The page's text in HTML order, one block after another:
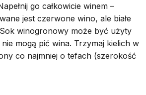
go całkowicie winem –
jest czerwone wino, ale białe
winogronowy może być użyty
mogą pić wina. Trzymaj kielich w
co najmniej o tefach (szerokość